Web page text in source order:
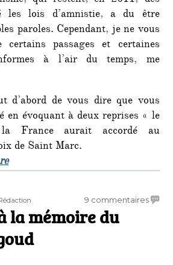
les lois d’amnistie, a du être
paroles. Cependant, je ne vous
certains passages et certaines
à l’air du temps, me
d’abord de vous dire que vous
en évoquant à deux reprises « le
France aurait accordé au
de Saint Marc.
de « Lettre ouverte au général
9 commentairessur
la mémoire du